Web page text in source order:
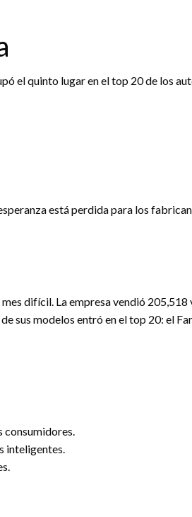
el quinto lugar en el top 20 de los
está perdida para los
difícil. La empresa vendió 205,518
sus modelos entró en el top 20: el
consumidores.
inteligentes.